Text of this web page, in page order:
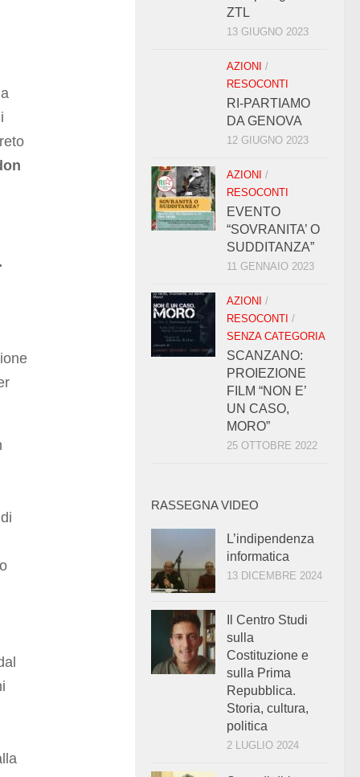
ZTL
13 GIUGNO 2023
AZIONI /
RESOCONTI
RI-PARTIAMO
DA GENOVA
12 GIUGNO 2023
AZIONI /
RESOCONTI
EVENTO
“SOVRANITA’ O
SUDDITANZA”
11 GENNAIO 2023
AZIONI /
RESOCONTI /
SENZA CATEGORIA
SCANZANO:
PROIEZIONE
FILM “NON E’
UN CASO,
MORO”
25 OTTOBRE 2022
RASSEGNA VIDEO
L’indipendenza
informatica
13 DICEMBRE 2024
Il Centro Studi
sulla
Costituzione e
sulla Prima
Repubblica.
Storia, cultura,
politica
2 LUGLIO 2024